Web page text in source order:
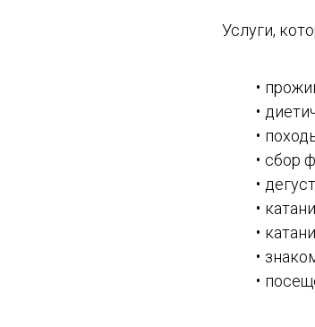
Услуги,
сбор